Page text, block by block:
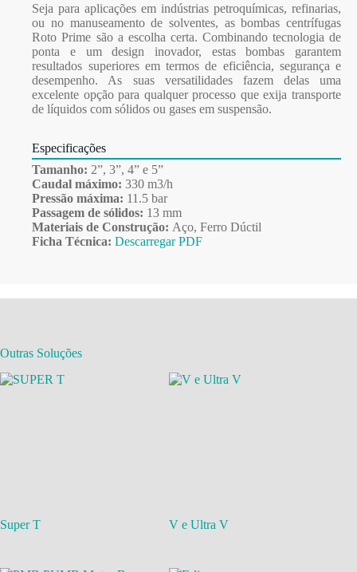
Seja para aplicações em indústrias petroquímicas, refinarias,
ou no manuseamento de solventes, as bombas centrífugas
Roto Prime são a escolha certa. Combinando tecnologia de
ponta e um design inovador, estas bombas garantem
resultados superiores em termos de eficiência, segurança e
desempenho. As suas versatilidades fazem delas uma
excelente opção para qualquer processo que exija transporte
de líquidos com sólidos ou gases em suspensão.
Especificações
Tamanho: 2”, 3”, 4” e 5”
Caudal máximo: 330 m3/h
Pressão máxima: 11.5 bar
Passagem de sólidos: 13 mm
Materiais de Construção: Aço, Ferro Dúctil
Ficha Técnica: Descarregar PDF
Outras Soluções
Super T V e Ultra V